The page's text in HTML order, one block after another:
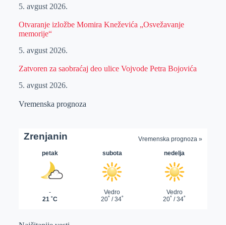
5. avgust 2026.
Otvaranje izložbe Momira Kneževića „Osvežavanje
memorije“
5. avgust 2026.
Zatvoren za saobraćaj deo ulice Vojvode Petra Bojovića
5. avgust 2026.
Vremenska prognoza